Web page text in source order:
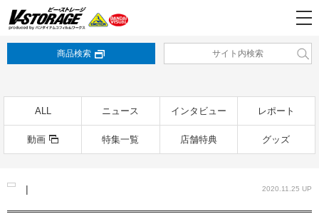
商品検索
ALL ニュース インタビュー レポート
動画 特集一覧 店舗特典 グッズ
| 2020.11.25 UP